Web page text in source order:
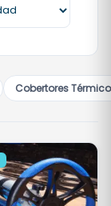
Cobertores